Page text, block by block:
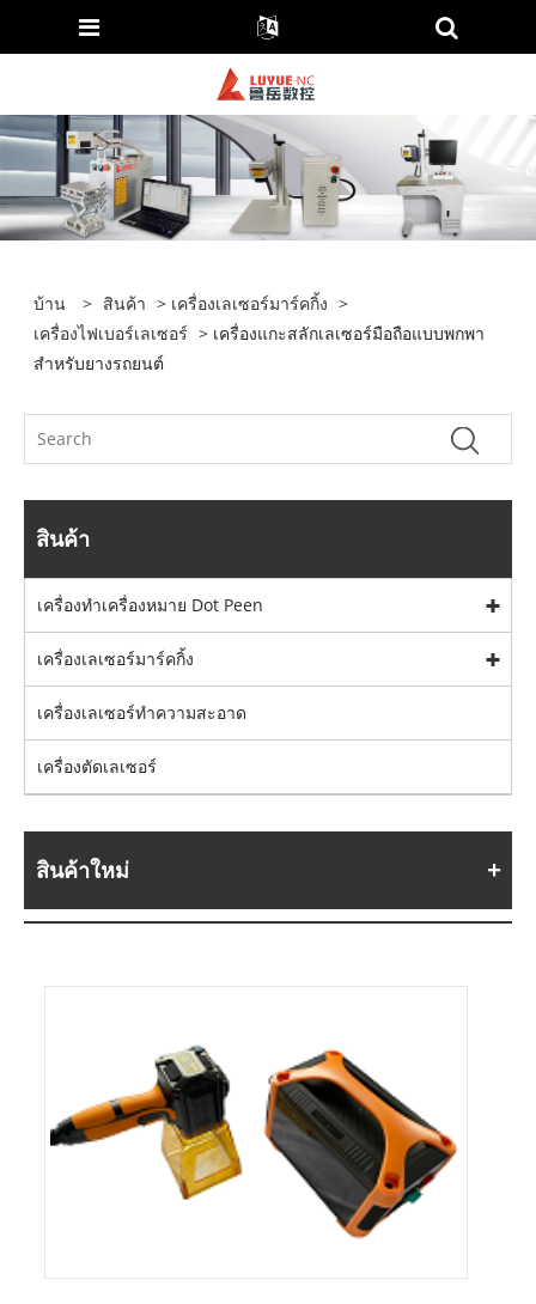
บ้าน > สินค้า > เครื่องเลเซอร์มาร์คกิ้ง >
เครื่องไฟเบอร์เลเซอร์ > เครื่องแกะสลักเลเซอร์มือถือแบบพกพา
สำหรับยางรถยนต์
สินค้า
เครื่องทำเครื่องหมาย Dot Peen
เครื่องเลเซอร์มาร์คกิ้ง
เครื่องเลเซอร์ทำความสะอาด
เครื่องตัดเลเซอร์
สินค้าใหม่